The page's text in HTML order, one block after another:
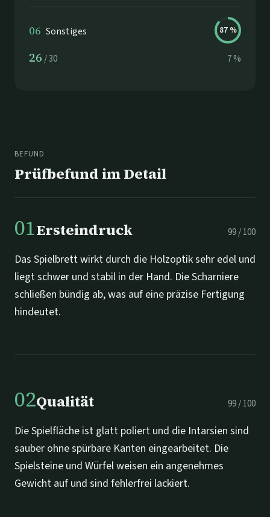
06 Sonstiges 87%
26 /30 7%
BEFUND
Prüfbefund im Detail
01Ersteindruck 99/100
Das Spielbrett wirkt durch die Holzoptik sehr edel und
liegt schwer und stabil in der Hand. Die Scharniere
schließen bündig ab, was auf eine präzise Fertigung
hindeutet.
02Qualität 99/100
Die Spielfläche ist glatt poliert und die Intarsien sind
sauber ohne spürbare Kanten eingearbeitet. Die
Spielsteine und Würfel weisen ein angenehmes
Gewicht auf und sind fehlerfrei lackiert.